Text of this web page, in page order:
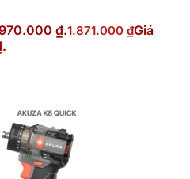
₫.1.871.000 ₫Giá